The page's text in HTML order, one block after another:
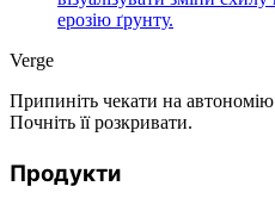
ерозію ґрунту.
Verge
Припиніть чекати на
Почніть її розкривати.
Продукти